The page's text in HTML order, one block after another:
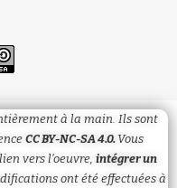
à la main. Ils sont
CC BY-NC-SA 4.0. Vous
vers l’oeuvre, intégrer un
ont été effectuées à